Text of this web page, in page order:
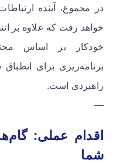
در مجموع، آینده
خواهد رفت که علاوه بر
خودکار بر اساس
برنامه‌ریزی برای
راهبردی است.
—
اقدام عملی:
شما